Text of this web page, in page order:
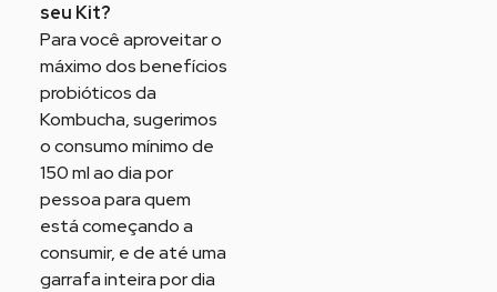
seu Kit?
Para você aproveitar o
máximo dos benefícios
probióticos da
Kombucha, sugerimos
o consumo mínimo de
150 ml ao dia por
pessoa para quem
está começando a
consumir, e de até uma
garrafa inteira por dia